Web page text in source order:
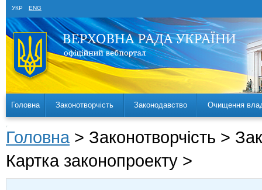
УКР ENG
Головна Законотворчість Законодавство Очищення
Головна > Законотворчість >
Картка законопроекту >